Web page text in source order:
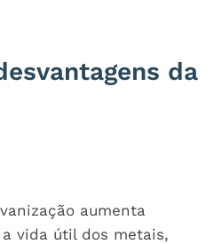
da
aumenta
vida útil dos metais,